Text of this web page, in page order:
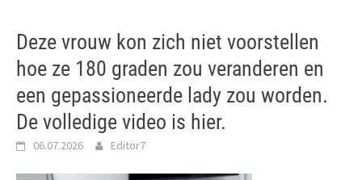
Deze vrouw kon zich niet voorstellen
hoe ze 180 graden zou veranderen en
een gepassioneerde lady zou worden.
De volledige video is hier.
06.07.2026 Editor7